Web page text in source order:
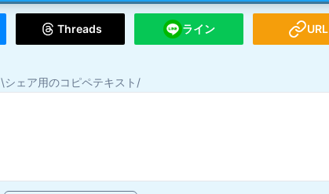
Threads ライン URL
\シェア用のコピペテキスト/